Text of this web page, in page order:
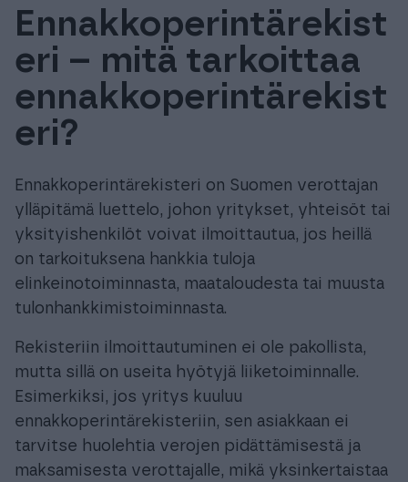
Tuki & Koulutus
Meistä & Ajankohtaista
Tilaa Procountor
Kokeile maksutta
Ennakkoperintärekist
eri – mitä tarkoittaa
ennakkoperintärekist
eri?
Ennakkoperintärekisteri on Suomen verottajan
ylläpitämä luettelo, johon yritykset, yhteisöt tai
yksityishenkilöt voivat ilmoittautua, jos heillä
on tarkoituksena hankkia tuloja
elinkeinotoiminnasta, maataloudesta tai muusta
tulonhankkimistoiminnasta.
Rekisteriin ilmoittautuminen ei ole pakollista,
mutta sillä on useita hyötyjä liiketoiminnalle.
Esimerkiksi, jos yritys kuuluu
ennakkoperintärekisteriin, sen asiakkaan ei
tarvitse huolehtia verojen pidättämisestä ja
maksamisesta verottajalle, mikä yksinkertaistaa